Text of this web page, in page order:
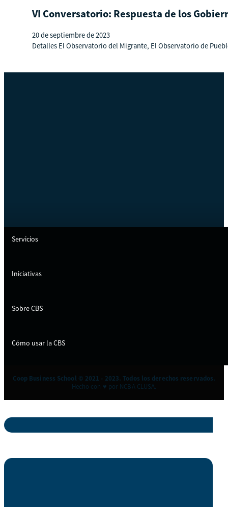
VI Conversatorio: Respuesta de los
20 de septiembre de 2023
Detalles El Observatorio del Migrante, El Observatorio de
Servicios
Iniciativas
Sobre CBS
Cómo usar la CBS
Coop Business School © 2021 - 2023. Todos los derechos reservados.
Hecho con ♥ por NCBA CLUSA.